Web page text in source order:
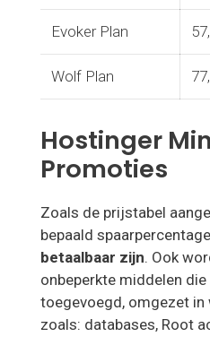
Evoker Plan
Wolf Plan
Hostinger
Promoties
Zoals de prijstabel
bepaald
betaalbaar zijn. Ook
onbeperkte middelen
toegevoegd, omgezet
zoals: databases, Root